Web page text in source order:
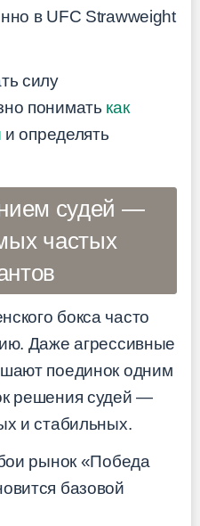
в UFC Strawweight
силу
понимать как
и определять
судей —
частых
бокса часто
Даже агрессивные
поединок одним
решения судей —
и стабильных.
рынок «Победа
базовой